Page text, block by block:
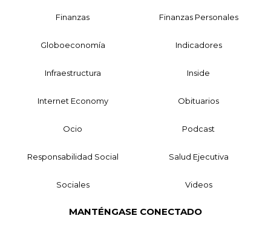
Finanzas Finanzas Personales
Globoeconomía Indicadores
Infraestructura Inside
Internet Economy Obituarios
Ocio Podcast
Responsabilidad Social Salud Ejecutiva
Sociales Videos
MANTÉNGASE CONECTADO